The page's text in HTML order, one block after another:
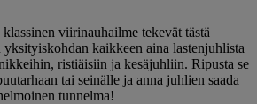
viirinauhailme tekevät tästä
kaikkeen aina lastenjuhlista
ristiäisiin ja kesäjuhliin. Ripusta se
tai seinälle ja anna juhlien saada
tunnelma!